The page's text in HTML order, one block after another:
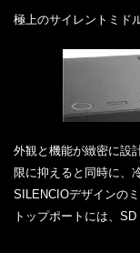
極上のサイレントミド
外観と機能が緻密に設
限に抑えると同時に、
SILENCIOデザインのミ
トップポートには、